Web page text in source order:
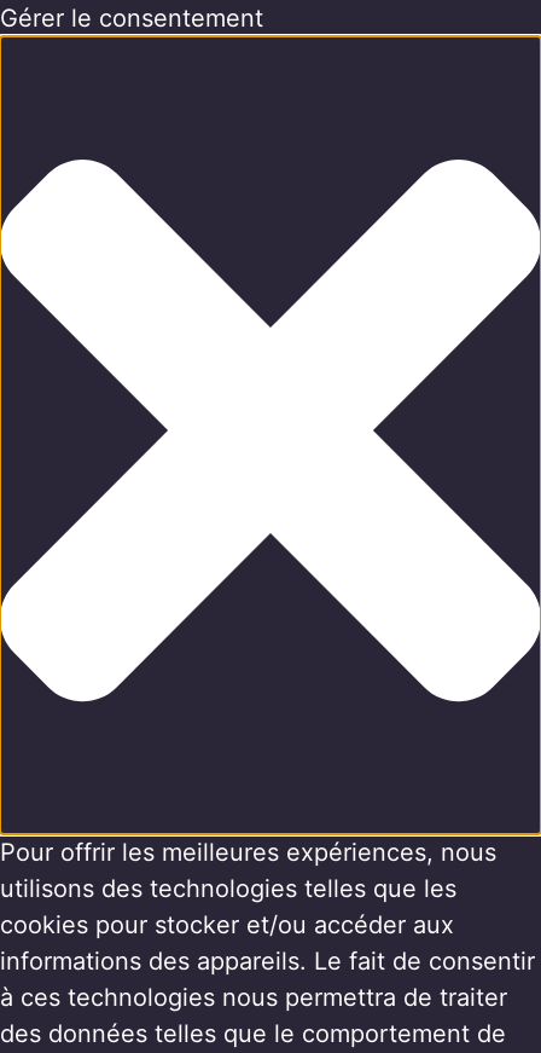
Gérer le consentement
Pour offrir les meilleures expériences, nous
utilisons des technologies telles que les
cookies pour stocker et/ou accéder aux
informations des appareils. Le fait de consentir
à ces technologies nous permettra de traiter
des données telles que le comportement de